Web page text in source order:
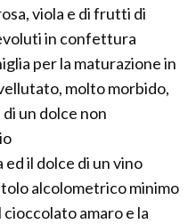
viola e di frutti di
in confettura
per la maturazione in
molto morbido,
un dolce non
ed il dolce di un vino
alcolometrico minimo
cioccolato amaro e la